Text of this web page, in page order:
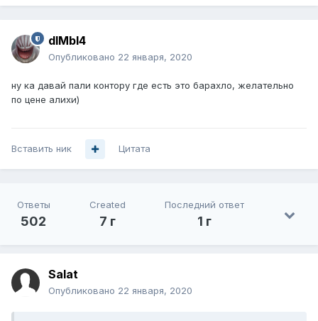
dIMbI4
Опубликовано 22 января, 2020
ну ка давай пали контору где есть это барахло, желательно
по цене алихи)
Вставить ник Цитата
Ответы
502
Created
7 г
Последний ответ
1 г
Salat
Опубликовано 22 января, 2020